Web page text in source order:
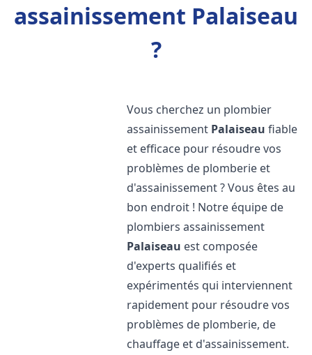
assainissement Palaiseau
?
Vous cherchez un plombier
assainissement Palaiseau fiable
et efficace pour résoudre vos
problèmes de plomberie et
d'assainissement ? Vous êtes au
bon endroit ! Notre équipe de
plombiers assainissement
Palaiseau est composée
d'experts qualifiés et
expérimentés qui interviennent
rapidement pour résoudre vos
problèmes de plomberie, de
chauffage et d'assainissement.